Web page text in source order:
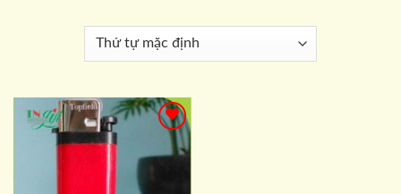
Add to
wishlist